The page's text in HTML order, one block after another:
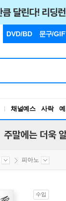
DVD/BD 문구/
채널예스 사락
주말에는 더욱
피아노
수입